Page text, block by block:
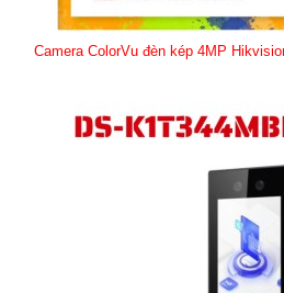
Camera ColorVu đèn kép 4MP